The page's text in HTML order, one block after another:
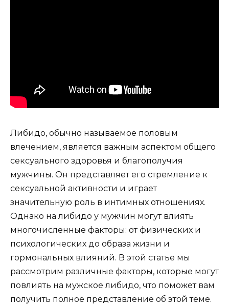
Либидо, обычно называемое половым
влечением, является важным аспектом общего
сексуального здоровья и благополучия
мужчины. Он представляет его стремление к
сексуальной активности и играет
значительную роль в интимных отношениях.
Однако на либидо у мужчин могут влиять
многочисленные факторы: от физических и
психологических до образа жизни и
гормональных влияний. В этой статье мы
рассмотрим различные факторы, которые могут
повлиять на мужское либидо, что поможет вам
получить полное представление об этой теме.